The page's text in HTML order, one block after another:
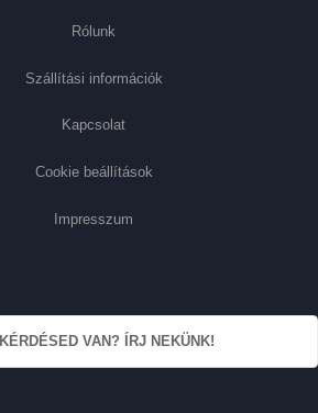
Rólunk
Szállítási információk
Kapcsolat
Cookie beállítások
Impresszum
KÉRDÉSED VAN? ÍRJ NEKÜNK!